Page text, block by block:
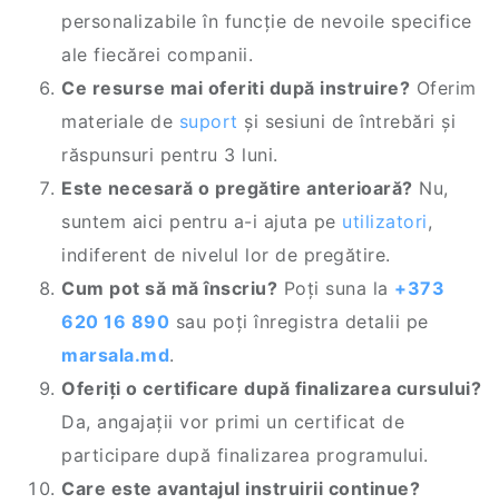
personalizabile în funcție de nevoile specifice
ale fiecărei companii.
Ce resurse mai oferiti după instruire? Oferim
materiale de suport și sesiuni de întrebări și
răspunsuri pentru 3 luni.
Este necesară o pregătire anterioară? Nu,
suntem aici pentru a-i ajuta pe utilizatori,
indiferent de nivelul lor de pregătire.
Cum pot să mă înscriu? Poți suna la +373
620 16 890 sau poți înregistra detalii pe
marsala.md.
Oferiți o certificare după finalizarea cursului?
Da, angajații vor primi un certificat de
participare după finalizarea programului.
Care este avantajul instruirii continue?